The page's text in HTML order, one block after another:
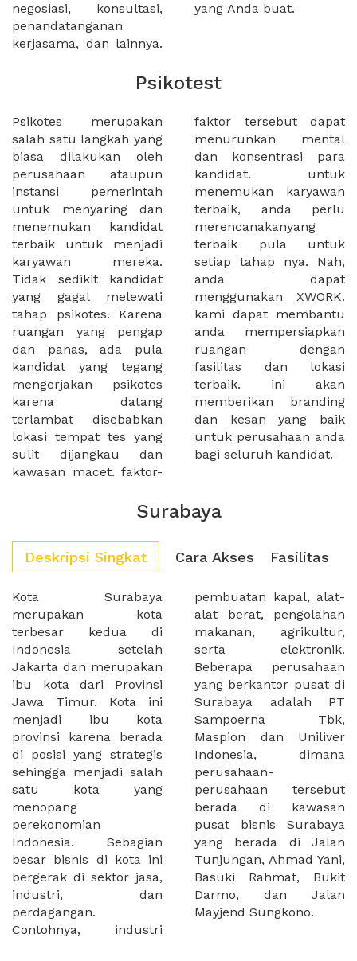
negosiasi, konsultasi,
penandatanganan
kerjasama, dan lainnya.
yang Anda buat.
Psikotest
Psikotes merupakan
salah satu langkah yang
biasa dilakukan oleh
perusahaan ataupun
instansi pemerintah
untuk menyaring dan
menemukan kandidat
terbaik untuk menjadi
karyawan mereka.
Tidak sedikit kandidat
yang gagal melewati
tahap psikotes. Karena
ruangan yang pengap
dan panas, ada pula
kandidat yang tegang
mengerjakan psikotes
karena datang
terlambat disebabkan
lokasi tempat tes yang
sulit dijangkau dan
kawasan macet. faktor-
faktor tersebut dapat
menurunkan mental
dan konsentrasi para
kandidat. untuk
menemukan karyawan
terbaik, anda perlu
merencanakanyang
terbaik pula untuk
setiap tahap nya. Nah,
anda dapat
menggunakan XWORK.
kami dapat membantu
anda mempersiapkan
ruangan dengan
fasilitas dan lokasi
terbaik. ini akan
memberikan branding
dan kesan yang baik
untuk perusahaan anda
bagi seluruh kandidat.
Surabaya
Deskripsi Singkat Cara Akses Fasilitas
Kota Surabaya
merupakan kota
terbesar kedua di
Indonesia setelah
Jakarta dan merupakan
ibu kota dari Provinsi
Jawa Timur. Kota ini
menjadi ibu kota
provinsi karena berada
di posisi yang strategis
sehingga menjadi salah
satu kota yang
menopang
perekonomian
Indonesia. Sebagian
besar bisnis di kota ini
bergerak di sektor jasa,
industri, dan
perdagangan.
Contohnya, industri
pembuatan kapal, alat-
alat berat, pengolahan
makanan, agrikultur,
serta elektronik.
Beberapa perusahaan
yang berkantor pusat di
Surabaya adalah PT
Sampoerna Tbk,
Maspion dan Uniliver
Indonesia, dimana
perusahaan-
perusahaan tersebut
berada di kawasan
pusat bisnis Surabaya
yang berada di Jalan
Tunjungan, Ahmad Yani,
Basuki Rahmat, Bukit
Darmo, dan Jalan
Mayjend Sungkono.